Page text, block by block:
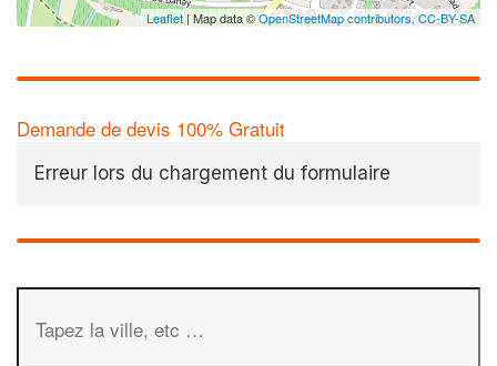
Leaflet | Map data ©OpenStreetMap contributors, CC-BY-SA
Demande de devis 100% Gratuit
Erreur lors du chargement du formulaire